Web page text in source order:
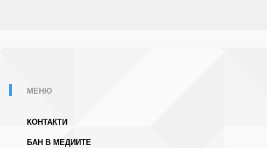
МЕНЮ
КОНТАКТИ
БАН В МЕДИИТЕ